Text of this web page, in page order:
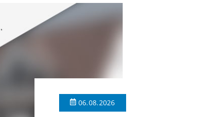
von Krefeld-Bockum. Mit einer Wohnfläche
06.08.2026